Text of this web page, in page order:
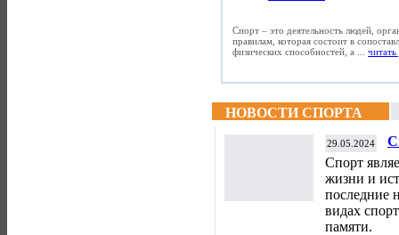
Спорт – это деятельность людей,
правилам, которая состоит в
физических способностей, а ... читать
НОВОСТИ СПОРТА
29.05.2024
Спорт
жизни и
последние
видах
памяти.